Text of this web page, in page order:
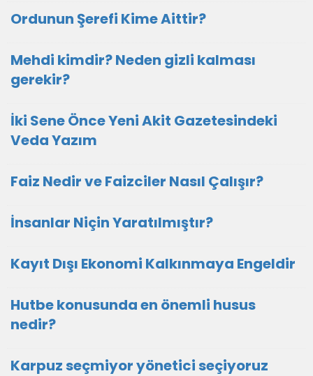
Ordunun Şerefi Kime Aittir?
Mehdi kimdir? Neden gizli kalması
gerekir?
İki Sene Önce Yeni Akit Gazetesindeki
Veda Yazım
Faiz Nedir ve Faizciler Nasıl Çalışır?
İnsanlar Niçin Yaratılmıştır?
Kayıt Dışı Ekonomi Kalkınmaya Engeldir
Hutbe konusunda en önemli husus
nedir?
Karpuz seçmiyor yönetici seçiyoruz